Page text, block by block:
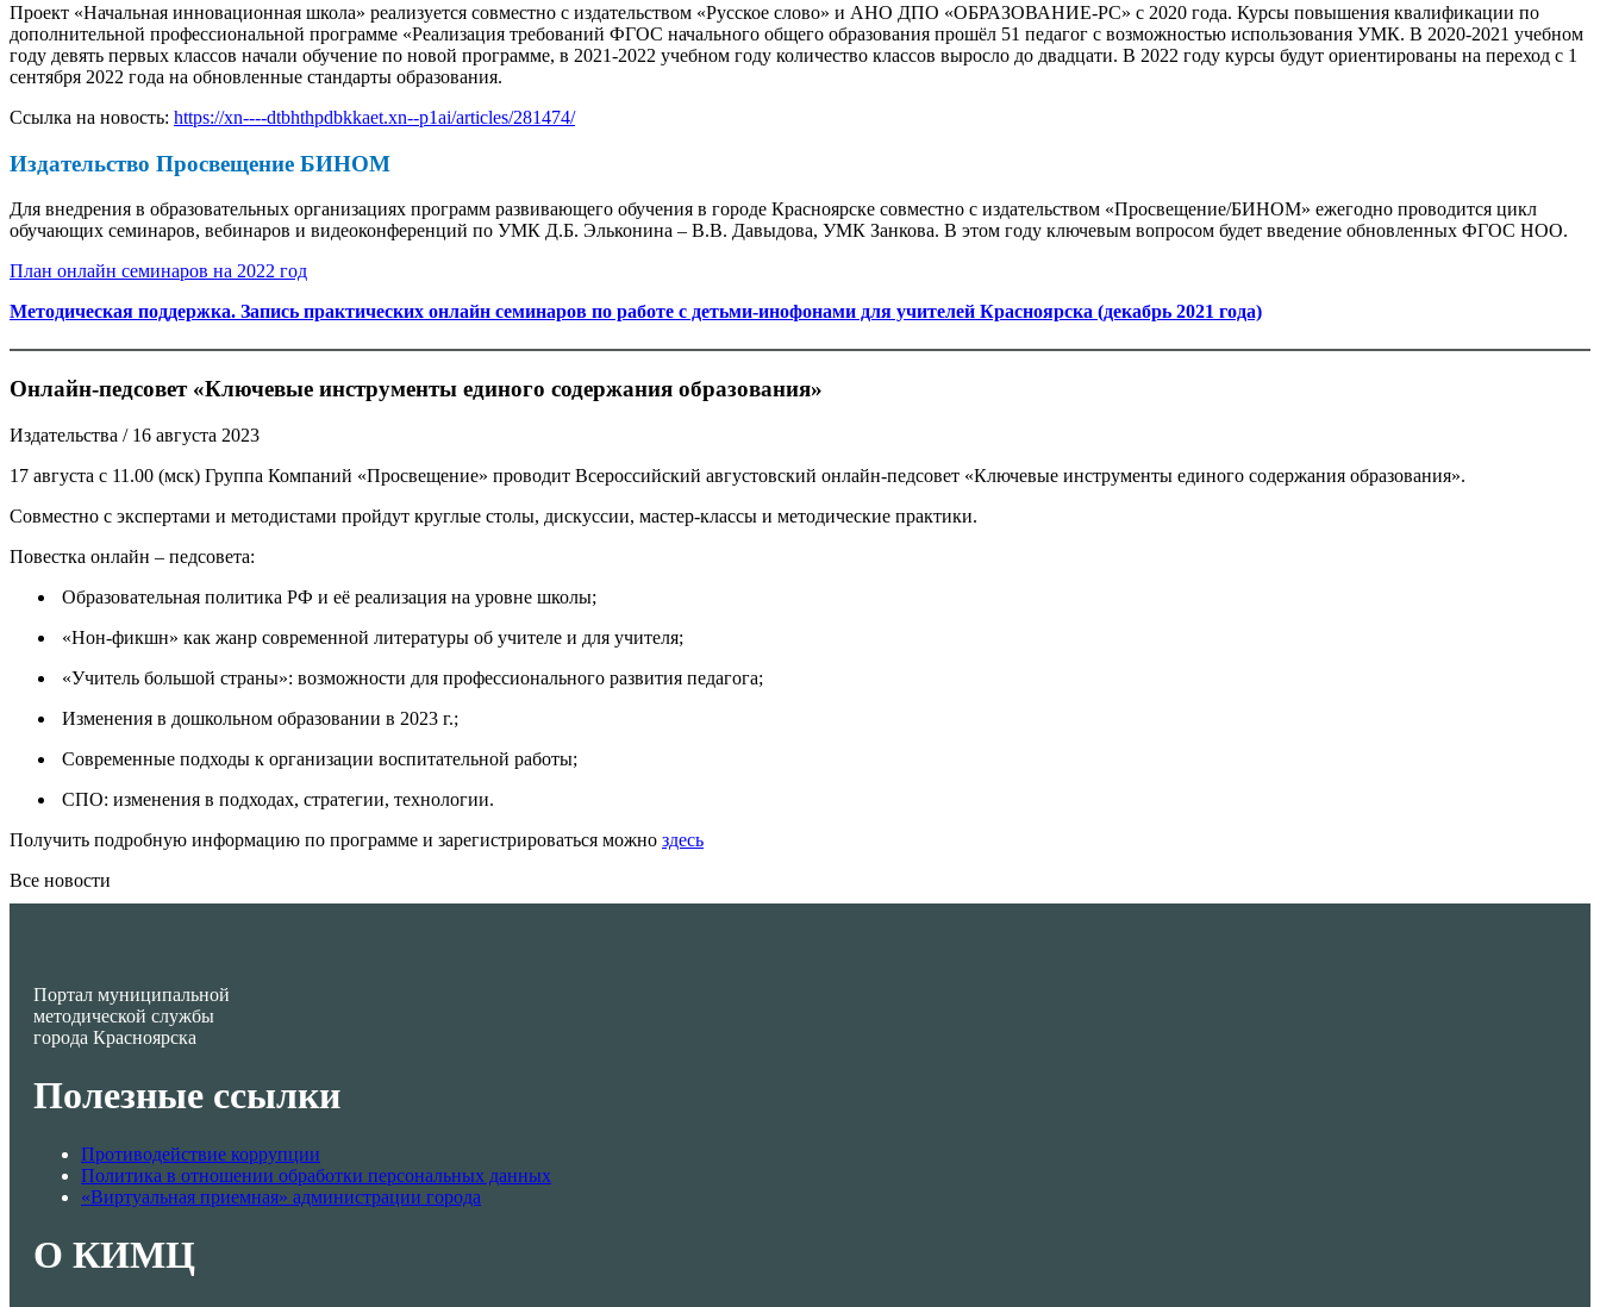
Проект «Начальная инновационная школа» реализуется совместно с издательством «Русское слово» и АНО ДПО «ОБРАЗОВАНИЕ-РС» с 2020 года. Курсы повышения квалификации по
дополнительной профессиональной программе «Реализация требований ФГОС начального общего образования прошёл 51 педагог с возможностью использования УМК. В 2020-2021 учебном
году девять первых классов начали обучение по новой программе, в 2021-2022 учебном году количество классов выросло до двадцати. В 2022 году курсы будут ориентированы на переход с 1
сентября 2022 года на обновленные стандарты образования.
Ссылка на новость: https://xn----dtbhthpdbkkaet.xn--p1ai/articles/281474/
Издательство Просвещение БИНОМ
Для внедрения в образовательных организациях программ развивающего обучения в городе Красноярске совместно с издательством «Просвещение/БИНОМ» ежегодно проводится цикл
обучающих семинаров, вебинаров и видеоконференций по УМК Д.Б. Эльконина – В.В. Давыдова, УМК Занкова. В этом году ключевым вопросом будет введение обновленных ФГОС НОО.
План онлайн семинаров на 2022 год
Методическая поддержка. Запись практических онлайн семинаров по работе с детьми-инофонами для учителей Красноярска (декабрь 2021 года)
Онлайн-педсовет «Ключевые инструменты единого содержания образования»
Издательства / 16 августа 2023
17 августа с 11.00 (мск) Группа Компаний «Просвещение» проводит Всероссийский августовский онлайн-педсовет «Ключевые инструменты единого содержания образования».
Совместно с экспертами и методистами пройдут круглые столы, дискуссии, мастер-классы и методические практики.
Повестка онлайн – педсовета:
Образовательная политика РФ и её реализация на уровне школы;
«Нон-фикшн» как жанр современной литературы об учителе и для учителя;
«Учитель большой страны»: возможности для профессионального развития педагога;
Изменения в дошкольном образовании в 2023 г.;
Современные подходы к организации воспитательной работы;
СПО: изменения в подходах, стратегии, технологии.
Получить подробную информацию по программе и зарегистрироваться можно здесь
Все новости
Портал муниципальной
методической службы
города Красноярска
Полезные ссылки
Противодействие коррупции
Политика в отношении обработки персональных данных
«Виртуальная приемная» администрации города
О КИМЦ